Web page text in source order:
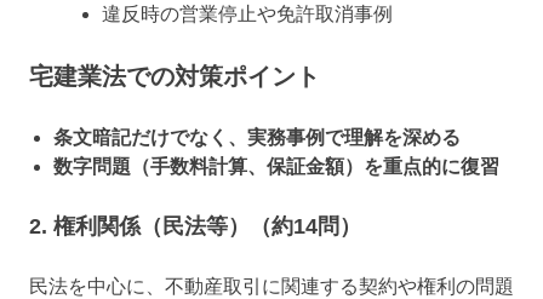
違反時の営業停止や免許取消事例
宅建業法での対策ポイント
条文暗記だけでなく、実務事例で理解を深める
数字問題（手数料計算、保証金額）を重点的に復習
2. 権利関係（民法等）（約14問）
民法を中心に、不動産取引に関連する契約や権利の問題